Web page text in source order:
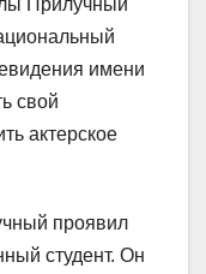
Прилучный
имени
свой
актерское
проявил
студент. Он